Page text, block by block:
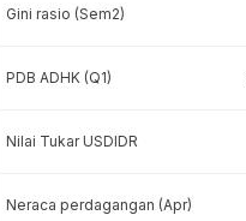
Gini rasio (Sem2)
PDB ADHK (Q1)
Nilai Tukar USDIDR
Neraca perdagangan (Apr)